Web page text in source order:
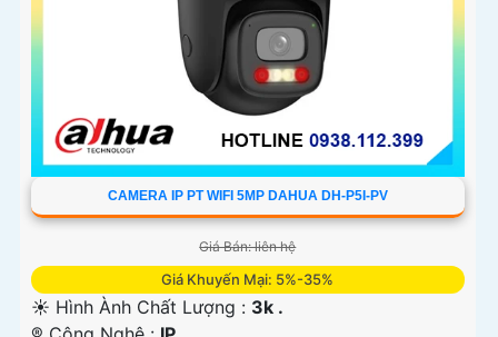
CAMERA IP PT WIFI 5MP DAHUA DH-P5I-PV
Giá Bán: liên hệ
Giá Khuyến Mại: 5%-35%
☀️ Hình Ành Chất Lượng : 3k .